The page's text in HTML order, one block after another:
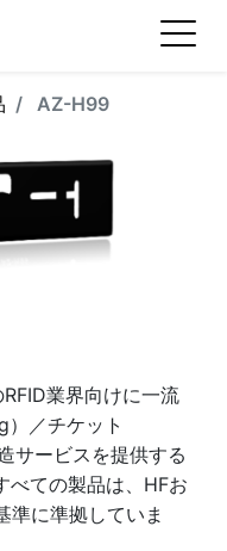
AZ-H99
業界向けに一流
／チケット
サービスを提供する
べての製品は、HFお
準に準拠していま